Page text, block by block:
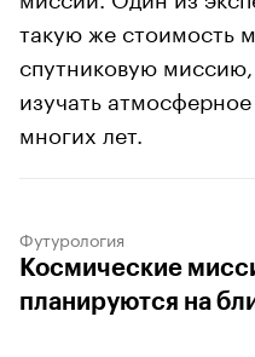
такую же стоимость
спутниковую
изучать
многих лет.
Футурология
Космические
планируются на